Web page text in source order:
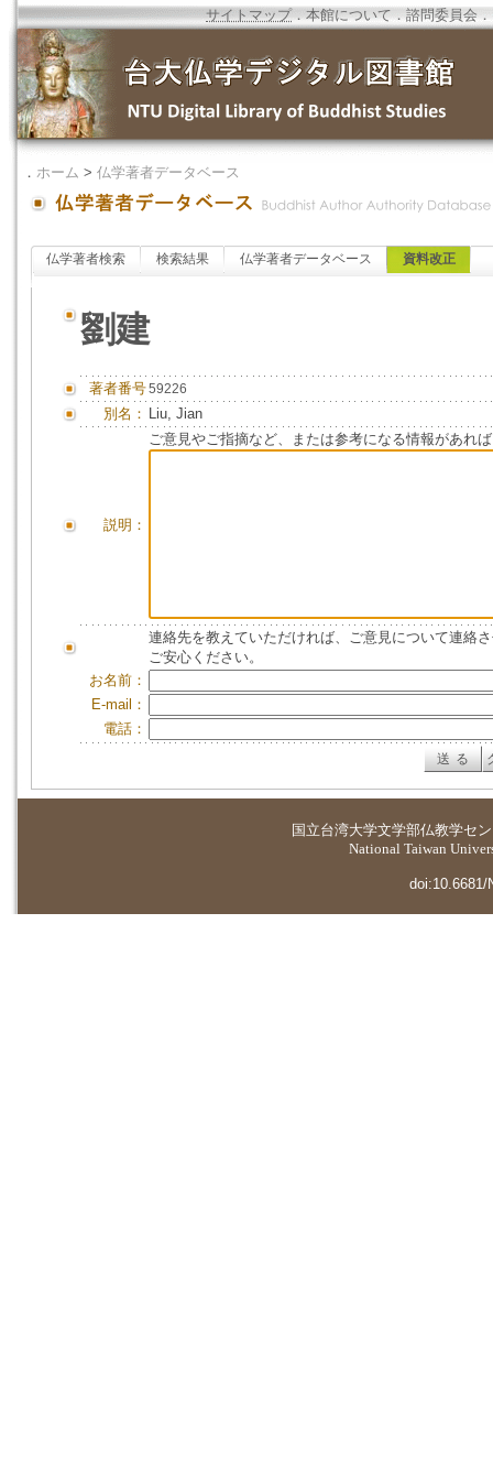
サイトマップ．本館について ．諮問委員会 ．
． ホーム > 仏学著者データベース
仏学著者検索 検索結果 仏学著者データベース 資料改正
劉建
著者番号59226
別名： Liu, Jian
説明：
ご意見やご指摘など、または参考になる情報があれ
連絡先を教えていただければ、ご意見について連絡
ご安心ください。
お名前：
E-mail：
電話：
国立台湾大学文学部仏教学セ
National Taiwan
doi:10.6681/